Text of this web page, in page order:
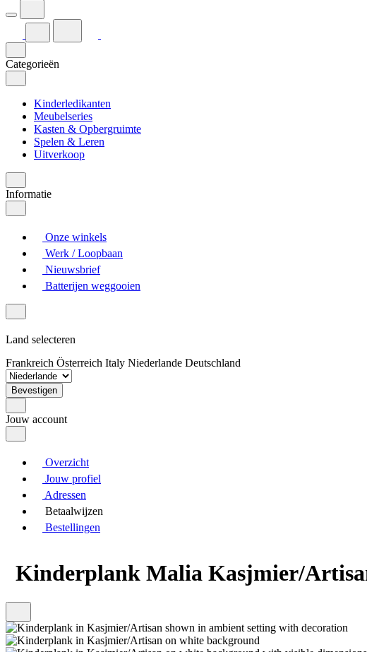
Categorieën
Kinderledikanten
Meubelseries
Kasten & Opbergruimte
Spelen & Leren
Uitverkoop
Informatie
Onze winkels
Werk / Loopbaan
Nieuwsbrief
Batterijen weggooien
Land selecteren
Frankreich Österreich Italy Niederlande Deutschland
Bevestigen
Jouw account
Overzicht
Jouw profiel
Adressen
Betaalwijzen
Bestellingen
Kinderplank Malia Kasjmier/